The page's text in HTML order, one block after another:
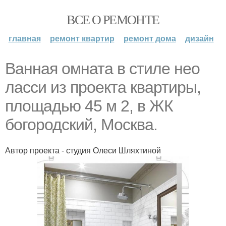
ВСЕ О РЕМОНТЕ
главная ремонт квартир ремонт дома дизайн
Ванная омната в стиле нео
ласси из проекта квартиры,
площадью 45 м 2, в ЖК
богородский, Москва.
Автор проекта - студия Олеси Шляхтиной